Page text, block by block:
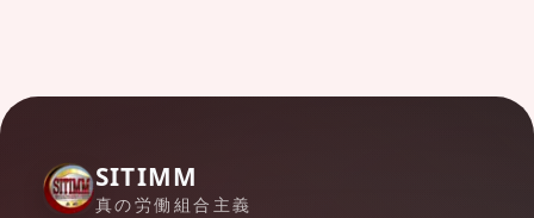
SITIMM
真の労働組合主義